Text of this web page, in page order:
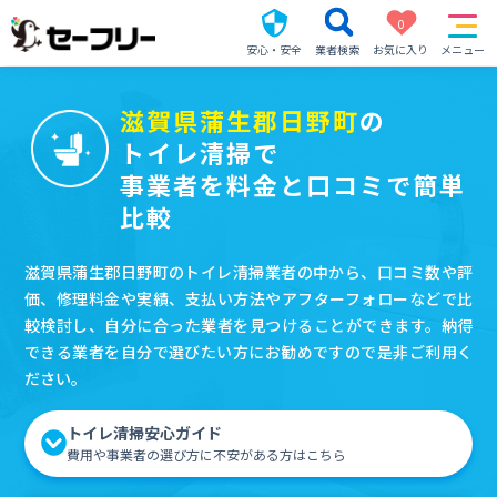
安心・安全 業者検索
0
お気に入り
メニュー
滋賀県蒲生郡日野町の
トイレ清掃で
事業者を料金と口コミで簡単
比較
滋賀県蒲生郡日野町のトイレ清掃業者の中から、口コミ数や評
価、修理料金や実績、支払い方法やアフターフォローなどで比
較検討し、自分に合った業者を見つけることができます。納得
できる業者を自分で選びたい方にお勧めですので是非ご利用く
ださい。
トイレ清掃安心ガイド
費用や事業者の選び方に不安がある方はこちら